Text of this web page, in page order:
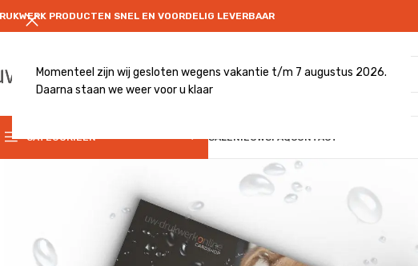
Momenteel zijn wij gesloten wegens vakantie t/m 7 augustus 2026.
Daarna staan we weer voor u klaar
PRODUCTEN SNEL EN VOORDELIG LEVERBAAR
CATEGORIEËN SALENIEUWSFAQCONTACT